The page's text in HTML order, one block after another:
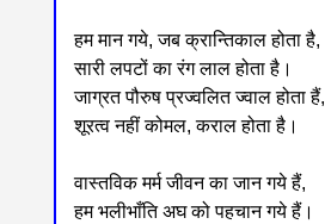
हम मान गये, जब क्रान्तिकाल होता है,
सारी लपटों का रंग लाल होता है।
जाग्रत पौरुष प्रज्वलित ज्वाल होता हैं,
शूरत्व नहीं कोमल, कराल होता है।
वास्तविक मर्म जीवन का जान गये हैं,
हम भलीभाँति अघ को पहचान गये हैं।